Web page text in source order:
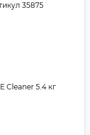
35875
Cleaner 5.4 кг